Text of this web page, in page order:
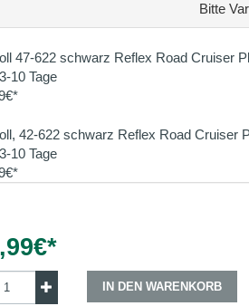
Bitte
47-622 schwarz Reflex Road Cruiser
10 Tage
42-622 schwarz Reflex Road Cruiser
10 Tage
€*
IN DEN WARENKORB